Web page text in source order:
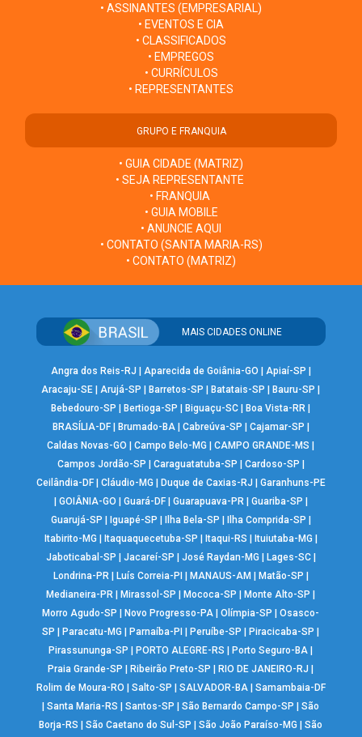
• ASSINANTES (EMPRESARIAL)
• EVENTOS E CIA
• CLASSIFICADOS
• EMPREGOS
• CURRÍCULOS
• REPRESENTANTES
GRUPO E FRANQUIA
• GUIA CIDADE (MATRIZ)
• SEJA REPRESENTANTE
• FRANQUIA
• GUIA MOBILE
• ANUNCIE AQUI
• CONTATO (SANTA MARIA-RS)
• CONTATO (MATRIZ)
MAIS CIDADES ONLINE
Angra dos Reis-RJ Aparecida de Goiânia-GO Apiaí-SP
Aracaju-SE |Arujá-SP Barretos-SP Batatais-SP Bauru-SP
Bebedouro-SP
Bertioga-SP Biguaçu-SC Boa Vista-RR
BRASÍLIA-DF| Brumado-BA| Cabreúva-SP Cajamar-SP
Caldas Novas-GO
|Campo Belo-MG |CAMPO GRANDE-MS
Campos Jordão-SP
Caraguatatuba-SP Cardoso-SP
Ceilândia-DF| Cláudio-MG Duque de Caxias-RJ
Garanhuns-PE
GOIÂNIA-GO Guará-DF| Guarapuava-PR| Guariba-SP
Guarujá-SP
Iguapé-SP Ilha Bela-SP Ilha Comprida-SP
Itabirito-MG
Itaquaquecetuba-SP Itaqui-RS Ituiutaba-MG
Jaboticabal-SP
Jacareí-SP José Raydan-MG Lages-SC|
Londrina-PR| Luís Correia-PI MANAUS-AM Matão-SP
Medianeira-PR
Mirassol-SP Mococa-SP Monte Alto-SP
Morro Agudo-SP
Novo Progresso-PA |Olímpia-SP |Osasco-
SP
Paracatu-MG Parnaíba-PI Peruíbe-SP Piracicaba-SP
Pirassununga-SP
PORTO ALEGRE-RS Porto Seguro-BA
Praia Grande-SP
Ribeirão Preto-SP RIO DE JANEIRO-RJ
Rolim de Moura-RO
Salto-SP SALVADOR-BA| Samambaia-DF
|Santa Maria-RS |Santos-SP |São Bernardo Campo-SP |São
Borja-RS
|São Caetano do Sul-SP |São João Paraíso-MG |São